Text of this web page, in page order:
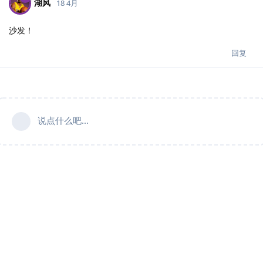
湖风 18 4月
沙发！
回复
说点什么吧...